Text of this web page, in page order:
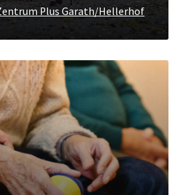
Plus Garath/Hellerhof